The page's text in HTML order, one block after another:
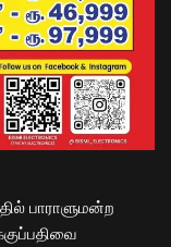
பாராளுமன்ற